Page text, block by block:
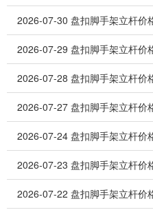
2026-07-30 盘扣脚手架立杆价格4400/吨 热镀锌钢管价格
2026-07-29 盘扣脚手架立杆价格4405/吨 热镀锌钢管价
2026-07-28 盘扣脚手架立杆价格4400/吨 热镀锌钢管价格
2026-07-27 盘扣脚手架立杆价格4410/吨 热镀锌钢管价
2026-07-24 盘扣脚手架立杆价格4400/吨 热镀锌钢管价格
2026-07-23 盘扣脚手架立杆价格4410/吨 热镀锌钢管价
2026-07-22 盘扣脚手架立杆价格4405/吨 热镀锌钢管价格